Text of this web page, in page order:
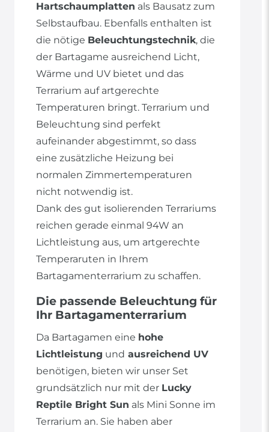
Hartschaumplatten als Bausatz zum
Selbstaufbau. Ebenfalls enthalten ist
die nötige Beleuchtungstechnik, die
der Bartagame ausreichend Licht,
Wärme und UV bietet und das
Terrarium auf artgerechte
Temperaturen bringt. Terrarium und
Beleuchtung sind perfekt
aufeinander abgestimmt, so dass
eine zusätzliche Heizung bei
normalen Zimmertemperaturen
nicht notwendig ist.
Dank des gut isolierenden Terrariums
reichen gerade einmal 94W an
Lichtleistung aus, um artgerechte
Temperaruten in Ihrem
Bartagamenterrarium zu schaffen.
Die passende Beleuchtung für
Ihr Bartagamenterrarium
Da Bartagamen eine hohe
Lichtleistung und ausreichend UV
benötigen, bieten wir unser Set
grundsätzlich nur mit der Lucky
Reptile Bright Sun als Mini Sonne im
Terrarium an. Sie haben aber